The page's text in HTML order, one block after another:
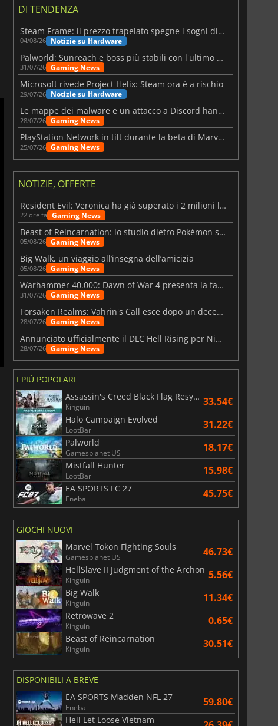
DI TENDENZA
Steam Frame: il prezzo trapelato spegne i sogni di un VR economico
04/08/26 Notizie su Hardware
Palworld: Sunreach e boss più stabili con l'ultimo update
31/07/26 Gaming News
Microsoft rivede Project Helix: Steam ora è a rischio
29/07/26 Notizie su Hardware
Le mappe dei malware e un attacco a Discord hanno colpito Meccha Chameleon
28/07/26 Gaming News
PlayStation Network in tilt durante la beta di Marvel Tōkon
25/07/26 Gaming News
NOTIZIE, OFFERTE
Resident Evil: Veronica ha già superato i 2 milioni liste dei desideri
22 ore fa Gaming News
Beast of Reincarnation: lo studio dietro Pokémon su una nuova strada
05/08/26 Gaming News
Big Walk, un viaggio all’insegna dell’amicizia
05/08/26 Gaming News
Warhammer 40.000: Dawn of War 4 presenta la fazione dei Necron
31/07/26 Gaming News
Forsaken Realms: Vahrin's Call esce dopo un decennio di sviluppo
28/07/26 Gaming News
Annunciato ufficialmente il DLC Hell Rising per Nioh 3
28/07/26 Gaming News
I PIÙ POPOLARI
Assassin's Creed Black Flag Resynced
Kinguin 33.54€
Halo Campaign Evolved
LootBar 31.22€
Palworld
Gamesplanet US 18.17€
Mistfall Hunter
LootBar 15.98€
EA SPORTS FC 27
Eneba 45.75€
GIOCHI NUOVI
Marvel Tokon Fighting Souls
Gamesplanet US 46.73€
HellSlave II Judgment of the Archon
Kinguin 5.56€
Big Walk
Kinguin 11.34€
Retrowave 2
Kinguin 0.65€
Beast of Reincarnation
Kinguin 30.51€
DISPONIBILI A BREVE
EA SPORTS Madden NFL 27
Eneba 59.80€
Hell Let Loose Vietnam